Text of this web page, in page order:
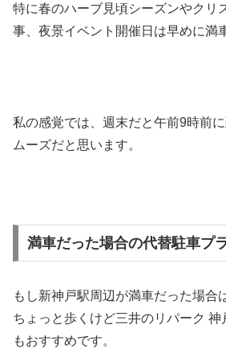
特に春のハーブ見頃シーズンやクリ
事、夜景イベント開催日は早めに満
私の感覚では、週末だと午前9時前
ムーズだと思います。
満車だった場合の代替駐車プ
もし新神戸駅周辺が満車だった場合
ちょっと歩くけど三井のリパーク
もおすすめです。